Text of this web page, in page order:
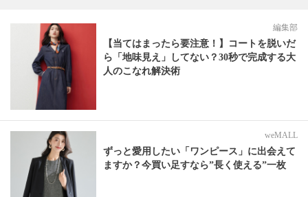
編集部
【当てはまったら要注意！】コートを脱いだ
ら「地味見え」してない？30秒で完成する大
人のこなれ解決術
weMALL
ずっと愛用したい「ワンピース」に出会えて
ますか？今買い足すなら”長く使える”一枚